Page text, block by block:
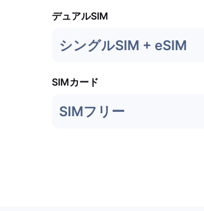
デュアルSIM
シングルSIM + eSIM
SIMカード
SIMフリー